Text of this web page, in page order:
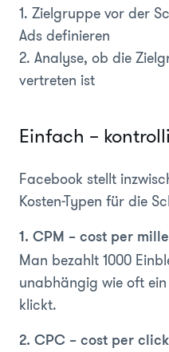
1. Zielgruppe vor der
Ads definieren
2. Analyse, ob die
vertreten ist
Einfach –
Facebook stellt
Kosten-Typen für die
1. CPM – cost per mille
Man bezahlt 1000
unabhängig wie oft
klickt.
2. CPC – cost per click